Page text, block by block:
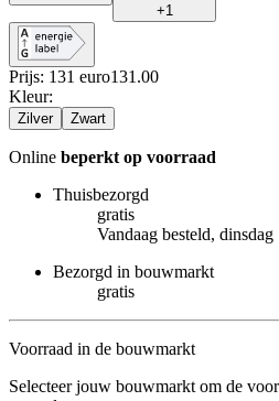
+1
Prijs: 131 euro131 .00
Kleur:
Zilver Zwart
Online beperkt op voorraad
Thuisbezorgd
gratis
Vandaag besteld,
Bezorgd in bouwmarkt
gratis
Voorraad in de bouwmarkt
Selecteer jouw bouwmarkt om de